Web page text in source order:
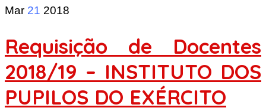
Mar 21 2018
Requisição de Docentes
2018/19 – INSTITUTO DOS
PUPILOS DO EXÉRCITO